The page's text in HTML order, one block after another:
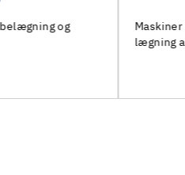
Maskiner og specialværktøj til
lægning af gulvbelægninger